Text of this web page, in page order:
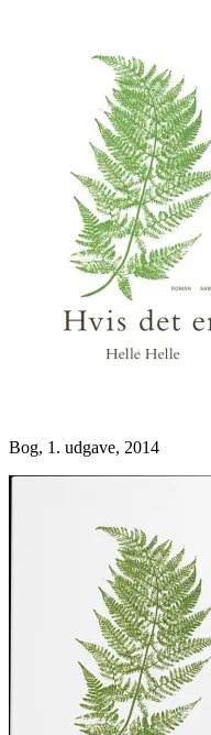
Bog, 1. udgave, 2014